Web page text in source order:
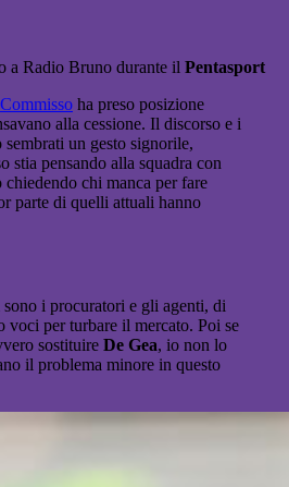
a Radio Bruno durante il Pentasport
Commisso ha preso posizione
alla cessione. Il discorso e i
un gesto signorile,
stia pensando alla squadra con
chiedendo chi manca per fare
parte di quelli attuali hanno
i procuratori e gli agenti, di
voci per turbare il mercato. Poi se
sostituire De Gea, io non lo
il problema minore in questo